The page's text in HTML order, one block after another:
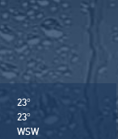
23°
23°
WSW